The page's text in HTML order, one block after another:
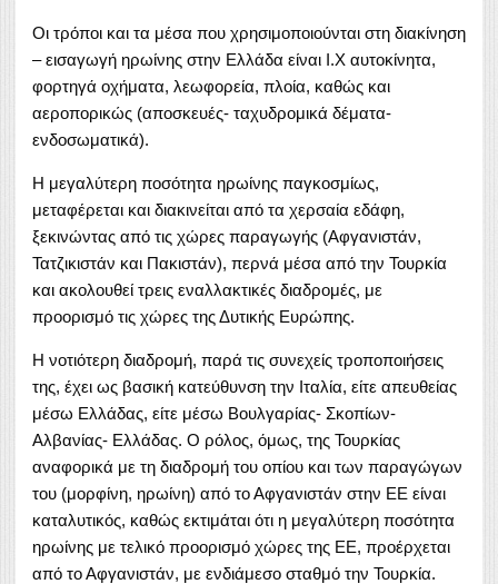
Οι τρόποι και τα μέσα που χρησιμοποιούνται στη διακίνηση
– εισαγωγή ηρωίνης στην Ελλάδα είναι Ι.Χ αυτοκίνητα,
φορτηγά οχήματα, λεωφορεία, πλοία, καθώς και
αεροπορικώς (αποσκευές- ταχυδρομικά δέματα-
ενδοσωματικά).
Η μεγαλύτερη ποσότητα ηρωίνης παγκοσμίως,
μεταφέρεται και διακινείται από τα χερσαία εδάφη,
ξεκινώντας από τις χώρες παραγωγής (Αφγανιστάν,
Τατζικιστάν και Πακιστάν), περνά μέσα από την Τουρκία
και ακολουθεί τρεις εναλλακτικές διαδρομές, με
προορισμό τις χώρες της Δυτικής Ευρώπης.
Η νοτιότερη διαδρομή, παρά τις συνεχείς τροποποιήσεις
της, έχει ως βασική κατεύθυνση την Ιταλία, είτε απευθείας
μέσω Ελλάδας, είτε μέσω Βουλγαρίας- Σκοπίων-
Αλβανίας- Ελλάδας. Ο ρόλος, όμως, της Τουρκίας
αναφορικά με τη διαδρομή του οπίου και των παραγώγων
του (μορφίνη, ηρωίνη) από το Αφγανιστάν στην ΕΕ είναι
καταλυτικός, καθώς εκτιμάται ότι η μεγαλύτερη ποσότητα
ηρωίνης με τελικό προορισμό χώρες της ΕΕ, προέρχεται
από το Αφγανιστάν, με ενδιάμεσο σταθμό την Τουρκία.